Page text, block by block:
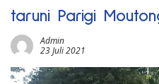
taruni Parigi
Admin
23 Juli 2021